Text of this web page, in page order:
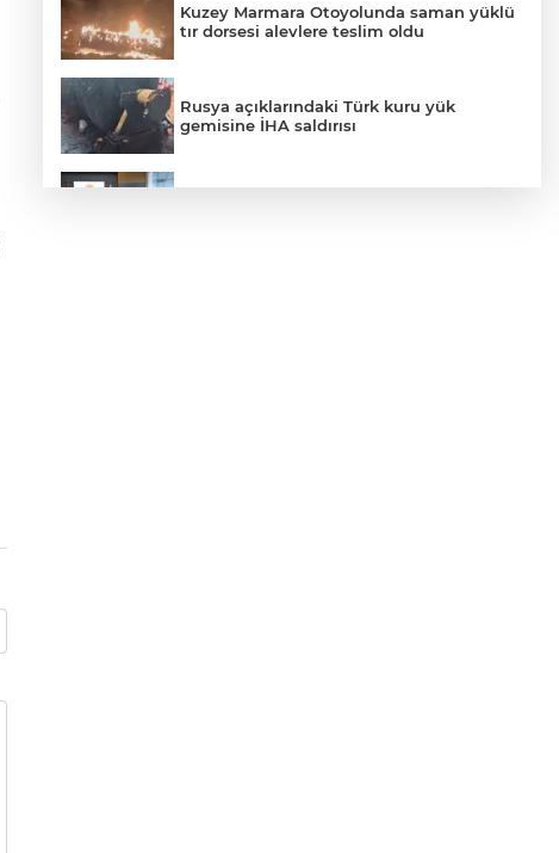
Kuzey Marmara Otoyolunda saman yüklü
tır dorsesi alevlere teslim oldu
Rusya açıklarındaki Türk kuru yük
gemisine İHA saldırısı